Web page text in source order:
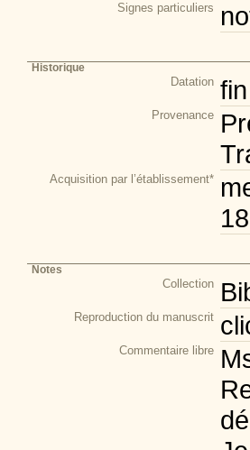
Signes particuliers
Historique
Datation
Provenance
Acquisition par l’établissement*
Notes
Collection
Reproduction du manuscrit
Commentaire libre